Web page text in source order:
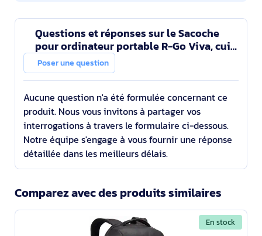
Questions et réponses sur le Sacoche
pour ordinateur portable R-Go Viva, cuir,
avec support intégré pour ordinateur
portable, pro
Poser une question
Aucune question n'a été formulée concernant ce
produit. Nous vous invitons à partager vos
interrogations à travers le formulaire ci-dessous.
Notre équipe s'engage à vous fournir une réponse
détaillée dans les meilleurs délais.
Comparez avec des produits similaires
En stock